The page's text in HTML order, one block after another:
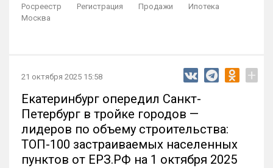
Росреестр Регистрация Продажи
Ипотека
Москва
21 октября 2025 15:58 +
Екатеринбург опередил Санкт-
Петербург в тройке городов —
лидеров по объему строительства:
ТОП-100 застраиваемых населенных
пунктов от ЕРЗ.РФ на 1 октября 2025